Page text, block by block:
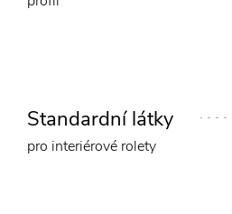
Standardní látky
pro interiérové rolety